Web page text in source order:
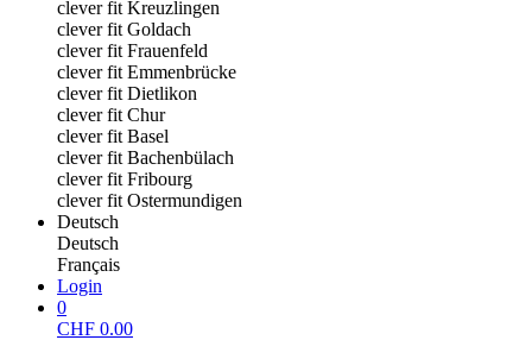
clever fit Kreuzlingen
clever fit Goldach
clever fit Frauenfeld
clever fit Emmenbrücke
clever fit Dietlikon
clever fit Chur
clever fit Basel
clever fit Bachenbülach
clever fit Fribourg
clever fit Ostermundigen
Deutsch
Deutsch
Français
Login
0
CHF 0.00